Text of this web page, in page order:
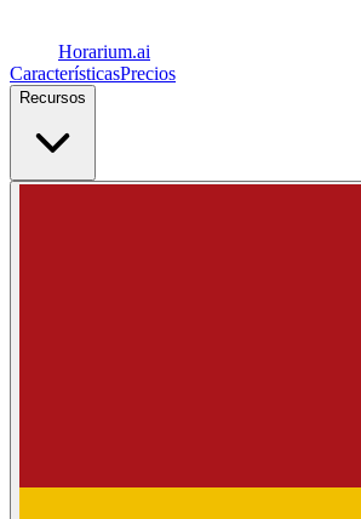
Horarium.ai
CaracterísticasPrecios
Recursos